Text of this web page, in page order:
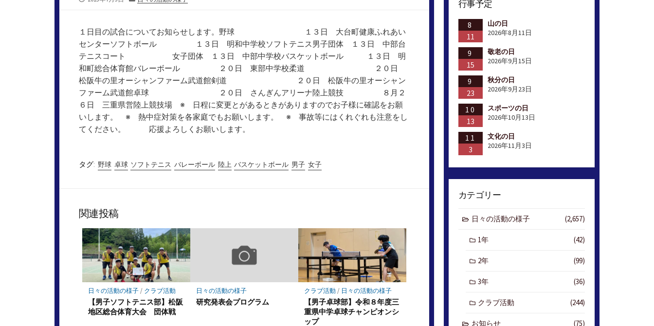
ー
１日目の試合についてお知らせします。野球 １３日 大台町健康ふれあい
センターソフトボール １３日 明和中学校ソフトテニス男子団体 １３日 中部台
テニスコート 女子団体 １３日 中部中学校バスケットボール １３日 明
和町総合体育館バレーボール ２０日 東部中学校柔道 ２０日
松阪牛の里オーシャンファーム武道館剣道 ２０日 松阪牛の里オーシャン
ファーム武道館卓球 ２０日 さんぎんアリーナ陸上競技 ８月２
６日 三重県営陸上競技場 ※ 日程に変更とがあるときがありますのでお子様に確認をお願
いします。 ※ 熱中症対策を各家庭でもお願いします。 ※ 事故等にはくれぐれも注意をし
てください。 応援よろしくお願いします。
タグ: 野球 卓球 ソフトテニス バレーボール 陸上 バスケットボール 男子 女子
関連投稿
日々の活動の様子/ クラブ活動
【男子ソフトテニス部】松阪
地区総合体育大会 団体戦
日々の活動の様子
研究発表会プログラム
クラブ活動/ 日々の活動の様子
【男子卓球部】令和８年度三
重県中学卓球チャンピオンシ
ップ
行事予定
8
11
山の日
2026年8月11日
9
15
敬老の日
2026年9月15日
9
23
秋分の日
2026年9月23日
10
13
スポーツの日
2026年10月13日
11
3
文化の日
2026年11月3日
カテゴリー
日々の活動の様子 (2,657)
1年 (42)
2年 (99)
3年 (36)
クラブ活動 (244)
お知らせ (75)